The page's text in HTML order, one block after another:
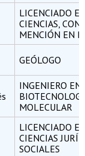
LICENCIADO
CIENCIAS, CON
MENCIÓN EN
GEÓLOGO
INGENIERO EN
MOLECULAR
LICENCIADO
CIENCIAS
SOCIALES